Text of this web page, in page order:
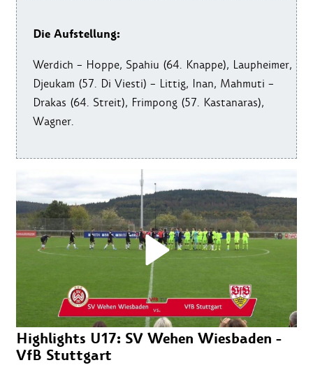
Die Aufstellung:
Werdich – Hoppe, Spahiu (64. Knappe), Laupheimer,
Djeukam (57. Di Viesti) – Littig, Inan, Mahmuti –
Drakas (64. Streit), Frimpong (57. Kastanaras),
Wagner.
Highlights U17: SV Wehen Wiesbaden -
VfB Stuttgart